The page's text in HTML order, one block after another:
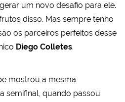
um novo desafio para ele.
disso. Mas sempre tenho
os parceiros perfeitos desse
Diego Colletes.
mostrou a mesma
semifinal, quando passou